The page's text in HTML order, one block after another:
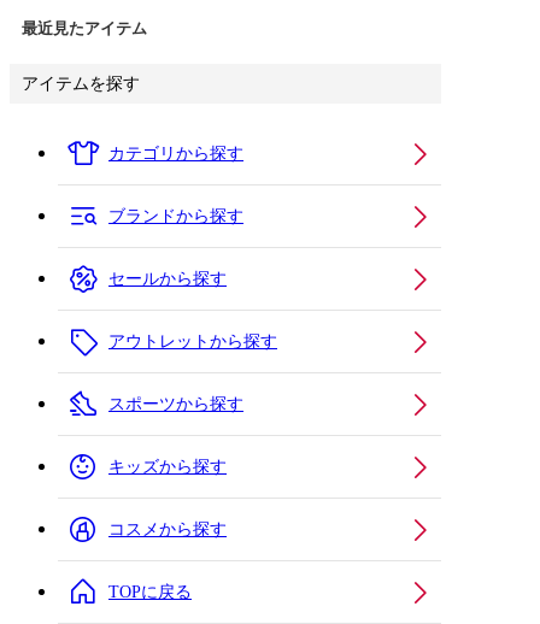
最近見たアイテム
アイテムを探す
カテゴリから探す
ブランドから探す
セールから探す
アウトレットから探す
スポーツから探す
キッズから探す
コスメから探す
TOPに戻る